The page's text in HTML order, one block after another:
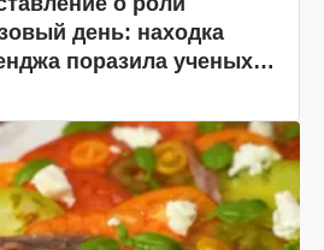
день: находка
поразила ученых